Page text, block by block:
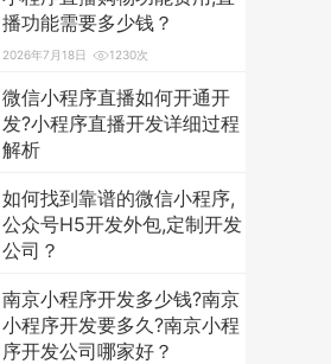
播功能需要多少钱？
2026年7月18日 1230次
微信小程序直播如何开通开
发?小程序直播开发详细过程
解析
如何找到靠谱的微信小程序,
公众号H5开发外包,定制开发
公司？
南京小程序开发多少钱?南京
小程序开发要多久?南京小程
序开发公司哪家好？